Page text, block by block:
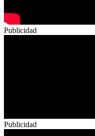
Publicidad
Publicidad